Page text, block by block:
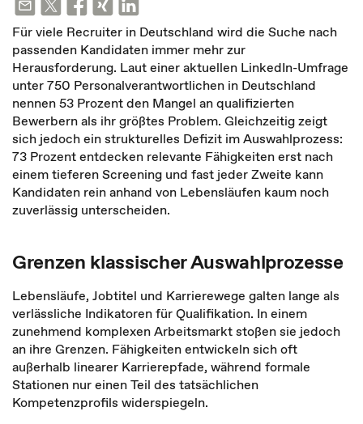
Für viele Recruiter in Deutschland wird die Suche nach
passenden Kandidaten immer mehr zur
Herausforderung. Laut einer aktuellen LinkedIn-Umfrage
unter 750 Personalverantwortlichen in Deutschland
nennen 53 Prozent den Mangel an qualifizierten
Bewerbern als ihr größtes Problem. Gleichzeitig zeigt
sich jedoch ein strukturelles Defizit im Auswahlprozess:
73 Prozent entdecken relevante Fähigkeiten erst nach
einem tieferen Screening und fast jeder Zweite kann
Kandidaten rein anhand von Lebensläufen kaum noch
zuverlässig unterscheiden.
Grenzen klassischer Auswahlprozesse
Lebensläufe, Jobtitel und Karrierewege galten lange als
verlässliche Indikatoren für Qualifikation. In einem
zunehmend komplexen Arbeitsmarkt stoßen sie jedoch
an ihre Grenzen. Fähigkeiten entwickeln sich oft
außerhalb linearer Karrierepfade, während formale
Stationen nur einen Teil des tatsächlichen
Kompetenzprofils widerspiegeln.